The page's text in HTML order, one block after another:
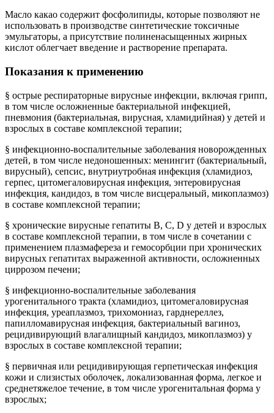
Масло какао содержит фосфолипиды, которые позволяют не
использовать в производстве синтетические токсичные
эмульгаторы, а присутствие полиненасыщенных жирных
кислот облегчает введение и растворение препарата.
Показания к применению
§ острые респираторные вирусные инфекции, включая грипп,
в том числе осложненные бактериальной инфекцией,
пневмония (бактериальная, вирусная, хламидийная) у детей и
взрослых в составе комплексной терапии;
§ инфекционно-воспалительные заболевания новорожденных
детей, в том числе недоношенных: менингит (бактериальный,
вирусный), сепсис, внутриутробная инфекция (хламидиоз,
герпес, цитомегаловирусная инфекция, энтеровирусная
инфекция, кандидоз, в том числе висцеральный, микоплазмоз)
в составе комплексной терапии;
§ хронические вирусные гепатиты В, С, D у детей и взрослых
в составе комплексной терапии, в том числе в сочетании с
применением плазмафереза и гемосорбции при хронических
вирусных гепатитах выраженной активности, осложненных
циррозом печени;
§ инфекционно-воспалительные заболевания
урогенитального тракта (хламидиоз, цитомегаловирусная
инфекция, уреаплазмоз, трихомониаз, гарднереллез,
папилломавирусная инфекция, бактериальный вагиноз,
рецидивирующий влагалищный кандидоз, микоплазмоз) у
взрослых в составе комплексной терапии;
§ первичная или рецидивирующая герпетическая инфекция
кожи и слизистых оболочек, локализованная форма, легкое и
среднетяжелое течение, в том числе урогенитальная форма у
взрослых;